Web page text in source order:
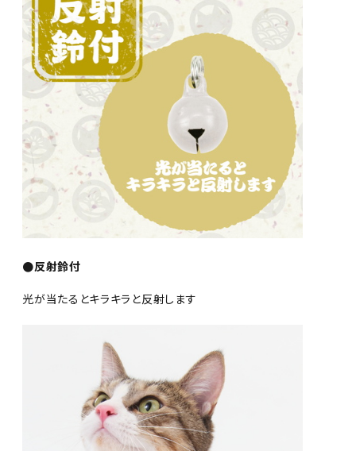
●反射鈴付
光が当たるとキラキラと反射します